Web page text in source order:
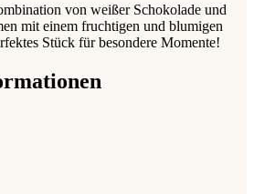
von weißer Schokolade und
mit einem fruchtigen und blumigen
Stück für besondere Momente!